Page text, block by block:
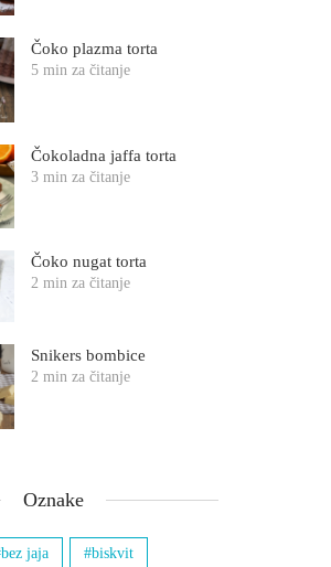
Čoko plazma torta
5 min za čitanje
Čokoladna jaffa torta
3 min za čitanje
Čoko nugat torta
2 min za čitanje
Snikers bombice
2 min za čitanje
Oznake
bez jaja biskvit